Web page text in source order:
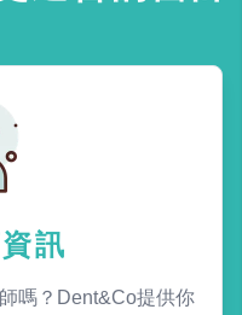
訊
嗎？Dent&Co提供你